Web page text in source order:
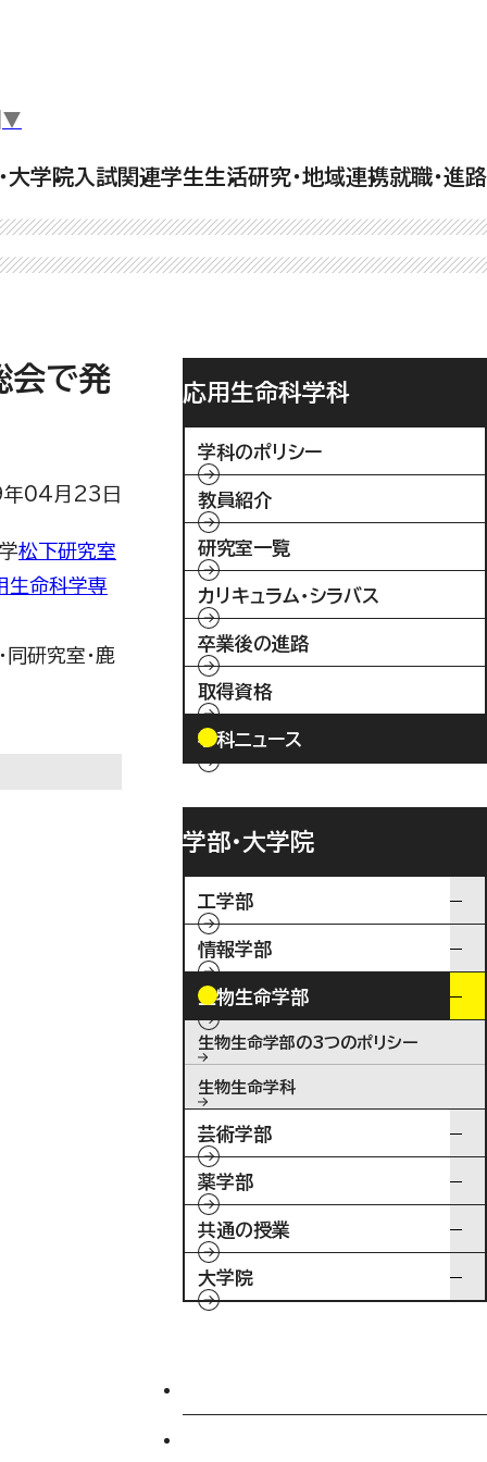
▼
大学院 入試関連学生生活研究・地域連携就職・進路
会で発
04月23日
松下研究室
生命科学専
同研究室・鹿
応用生命科学科
学科のポリシー
教員紹介
研究室一覧
カリキュラム・シラバス
卒業後の進路
取得資格
学科ニュース
学部・大学院
工学部
情報学部
生物生命学部
生物生命学部の3つのポリシー
生物生命学科
芸術学部
薬学部
共通の授業
大学院